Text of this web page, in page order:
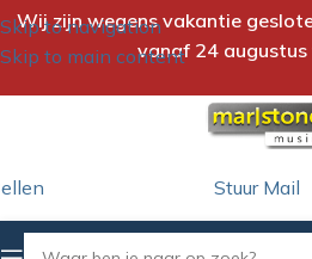
Skip to navigation
Skip to main content
Wij zijn wegens vakantie
vanaf 24
Stuur Mail